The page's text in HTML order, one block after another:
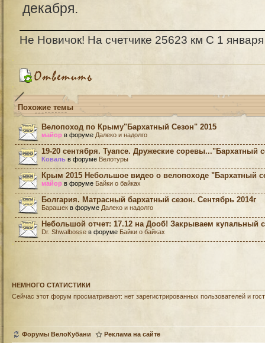
декабря.
Не Новичок! На счетчике 25623 км С 1
Похожие темы
Велопоход по Крыму"Бархатный Сезон" 2015
майор в форуме Далеко и надолго
19-20 сентября. Туапсе. Дружеские соревы..."Бархатный
Коваль в форуме Велотуры
Крым 2015 Небольшое видео о велопоходе "Бархатный
майор в форуме Байки о байках
Болгария. Матрасный бархатный сезон. Сентябрь 2014г
Барашек в форуме Далеко и надолго
Небольшой отчет: 17.12 на Дооб! Закрываем купальный
Dr. Shwalbosse в форуме Байки о байках
НЕМНОГО СТАТИСТИКИ
Сейчас этот форум просматривают: нет зарегистрированных пользователей и
Форумы ВелоКубани Реклама на сайте